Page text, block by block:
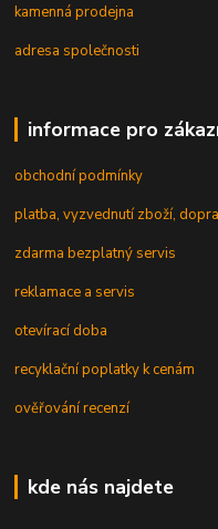
kamenná prodejna
adresa společnosti
informace pro
obchodní podmínky
platba, vyzvednutí zboží,
zdarma bezplatný servis
reklamace a servis
otevírací doba
recyklační poplatky k cenám
ověřování recenzí
kde nás najdete